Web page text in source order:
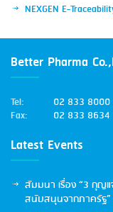
NEXGEN E-
Better Pharma
Tel:
02 833 8000
Fax:
02 833 8634
Latest Events
สัมมนา เรื่อง “3 กุญ
สนับสนุนจากภาครัฐ”